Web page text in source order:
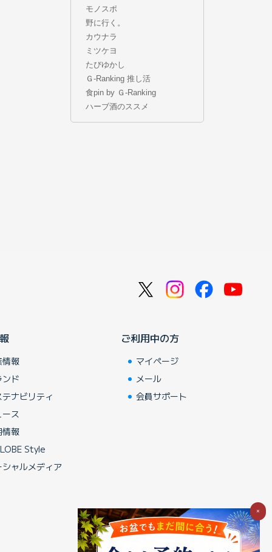
モノスポ
野に行く。
カウナラ
ミツケヨ
たびゆかし
Ｇ-Ranking 推し活
食pin by Ｇ-Ranking
ハーブ酒のススメ
情報
ド
ナビリティ
ス
情報
Style
ャルメディア
ご利用中の方
マイページ
メール
会員サポート
×